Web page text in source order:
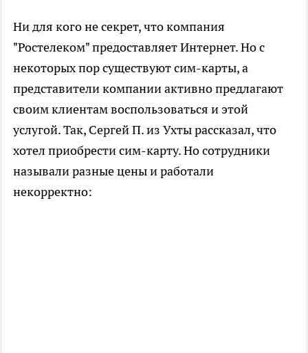
Ни для кого не секрет, что компания
"Ростелеком" предоставляет Интернет. Но с
некоторых пор существуют сим-карты, а
представители компании активно предлагают
своим клиентам воспользоваться и этой
услугой. Так, Сергей П. из Ухты рассказал, что
хотел приобрести сим-карту. Но сотрудники
называли разные цены и работали
некорректно: